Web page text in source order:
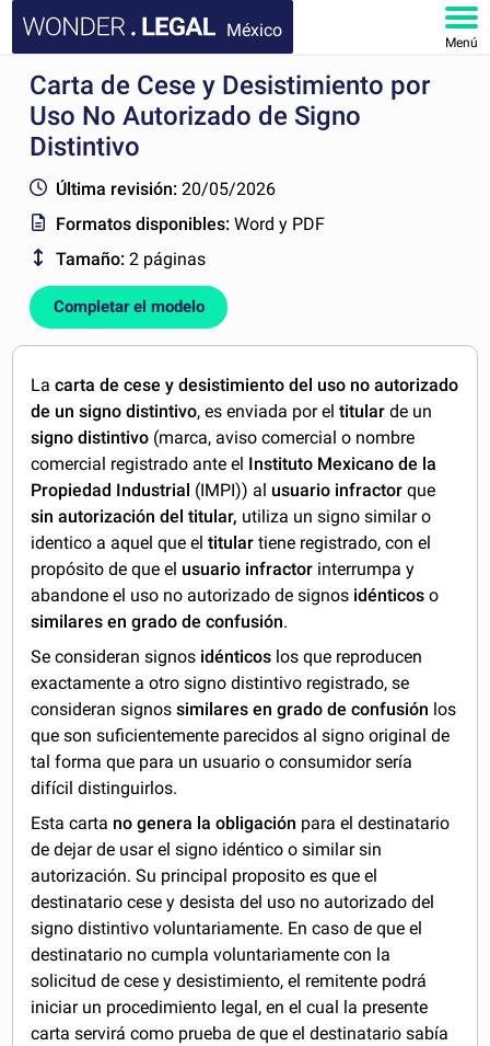
México
Menú
INICIO
DOCUMENTOS
FAQ
MI CUENTA
Carta de Cese y Desistimiento por
Uso No Autorizado de Signo
Distintivo
Última revisión: 20/05/2026
Formatos disponibles:Word y PDF
Tamaño: 2 páginas
Completar el modelo
Lacarta de cese y desistimiento del uso no autorizado
de un signo distintivo, es enviada por eltitular de un
signo distintivo (marca, aviso comercial o nombre
comercial registrado ante el Instituto Mexicano de la
Propiedad Industrial (IMPI)) al usuario infractor que
sin autorización del titular, utiliza un signo similar o
identico a aquel que eltitular tiene registrado, con el
propósito de que el usuario infractor interrumpa y
abandone el uso no autorizado de signos idénticos o
similares en grado de confusión.
Se consideran signos idénticos los que reproducen
exactamente a otro signo distintivo registrado, se
consideran signossimilares en grado de confusión los
que son suficientemente parecidos al signo original de
tal forma que para un usuario o consumidor sería
difícil distinguirlos.
Esta carta no genera la obligación para el destinatario
de dejar de usar el signo idéntico o similar sin
autorización. Su principal proposito es que el
destinatario cese y desista del uso no autorizado del
signo distintivo voluntariamente. En caso de que el
destinatario no cumpla voluntariamente con la
solicitud de cese y desistimiento, el remitente podrá
iniciar un procedimiento legal, en el cual la presente
carta servirá como prueba de que el destinatario sabía